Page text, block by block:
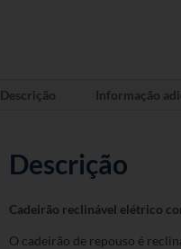
Descrição Informação
Descrição
Cadeirão reclinável elétrico
O cadeirão de repouso é